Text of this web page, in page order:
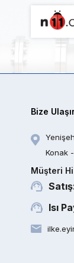
Bize
Konak
Müşteri
Isı